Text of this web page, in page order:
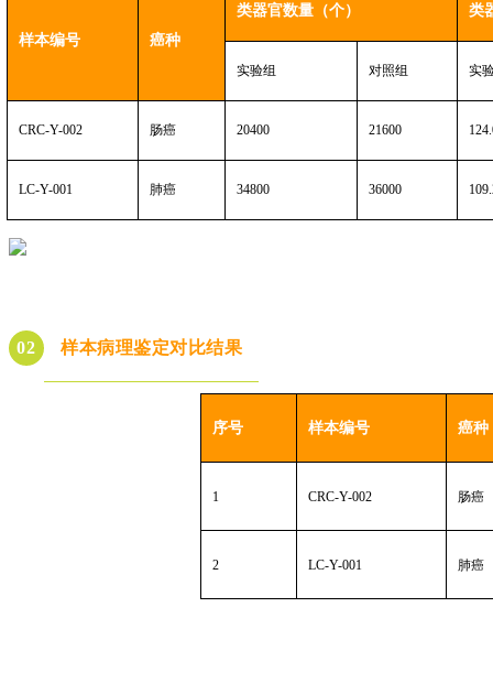
样本编号 癌种
类器官数量（个） 类
实验组 对照组 实
CRC-Y-002 肠癌 20400 21600
LC-Y-001 肺癌 34800 36000
02 样本病理鉴定对比结果
序号 样本编号 癌种
1 CRC-Y-002 肠癌
2 LC-Y-001 肺癌